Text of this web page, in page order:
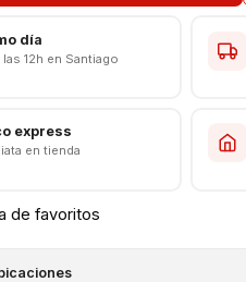
día
12h en Santiago
express
en tienda
de favoritos